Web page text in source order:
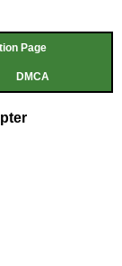
Page
DMCA